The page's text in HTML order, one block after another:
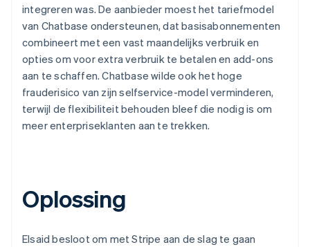
integreren was. De aanbieder moest het tariefmodel
van Chatbase ondersteunen, dat basisabonnementen
combineert met een vast maandelijks verbruik en
opties om voor extra verbruik te betalen en add-ons
aan te schaffen. Chatbase wilde ook het hoge
frauderisico van zijn selfservice-model verminderen,
terwijl de flexibiliteit behouden bleef die nodig is om
meer enterpriseklanten aan te trekken.
Oplossing
Elsaid besloot om met Stripe aan de slag te gaan